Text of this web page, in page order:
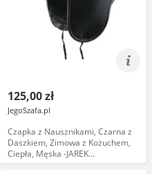
125,00 zł
JegoSzafa.pl
Czapka z Nausznikami, Czarna z
Daszkiem, Zimowa z Kożuchem,
Ciepła, Męska -JAREK
CPAJARUSZANKAAWUP060czarna